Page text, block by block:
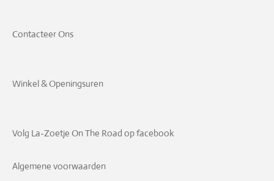
Contacteer Ons
Winkel & Openingsuren
Volg La-Zoetje On The Road op facebook
Algemene voorwaarden